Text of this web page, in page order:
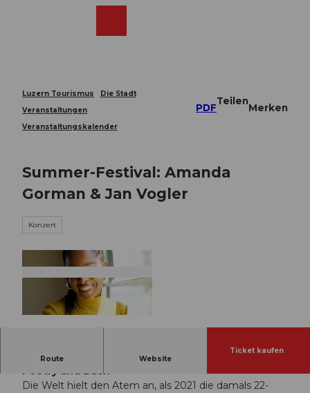
Luzern Tourismus
Die Stadt
Veranstaltungen
Veranstaltungskalender
PDF
Teilen
Merken
Summer-Festival: Amanda
Gorman & Jan Vogler
Konzert
Route Website
Ticket kaufen
Amanda Gorman | Jan Vogler | «An Evening of
Poetry and Bach»
Die Welt hielt den Atem an, als 2021 die damals 22-